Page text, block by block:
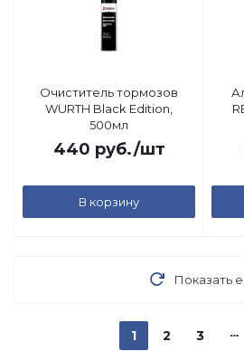
Очиститель тормозов
WURTH Black Edition,
500мл
440 руб./шт
В корзину
Показать
1 2 3